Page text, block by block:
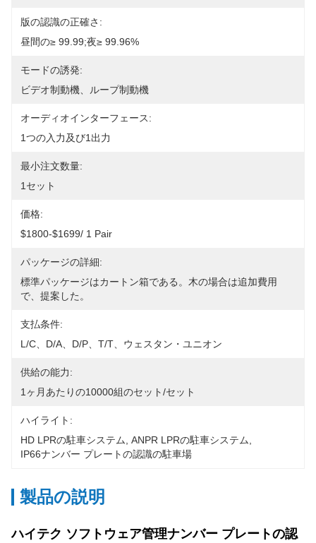
版の認識の正確さ:
昼間の≥ 99.99;夜≥ 99.96%
モードの誘発:
ビデオ制動機、ループ制動機
オーディオインターフェース:
1つの入力及び1出力
最小注文数量:
1セット
価格:
$1800-$1699/ 1 Pair
パッケージの詳細:
標準パッケージはカートン箱である。木の場合は追加費用
で、提案した。
支払条件:
L/C、D/A、D/P、T/T、ウェスタン・ユニオン
供給の能力:
1ヶ月あたりの10000組のセット/セット
ハイライト:
HD LPRの駐車システム
ANPR LPRの駐車システム
IP66ナンバー プレートの認識の駐車場
製品の説明
ハイテク ソフトウェア管理ナンバー プレートの認